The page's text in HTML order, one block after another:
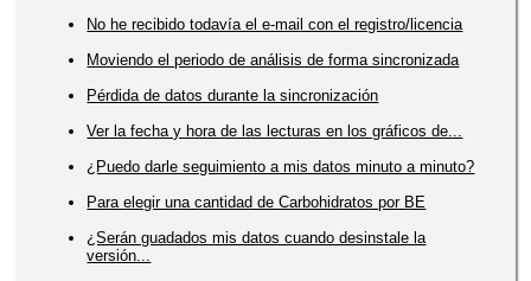
No he recibido todavía el e-mail con el registro/licencia
Moviendo el periodo de análisis de forma sincronizada
Pérdida de datos durante la sincronización
Ver la fecha y hora de las lecturas en los gráficos de...
¿Puedo darle seguimiento a mis datos minuto a minuto?
Para elegir una cantidad de Carbohidratos por BE
¿Serán guadados mis datos cuando desinstale la
versión...